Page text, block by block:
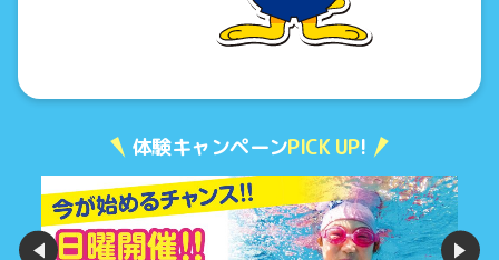
体験キャンペーンPICK UP!